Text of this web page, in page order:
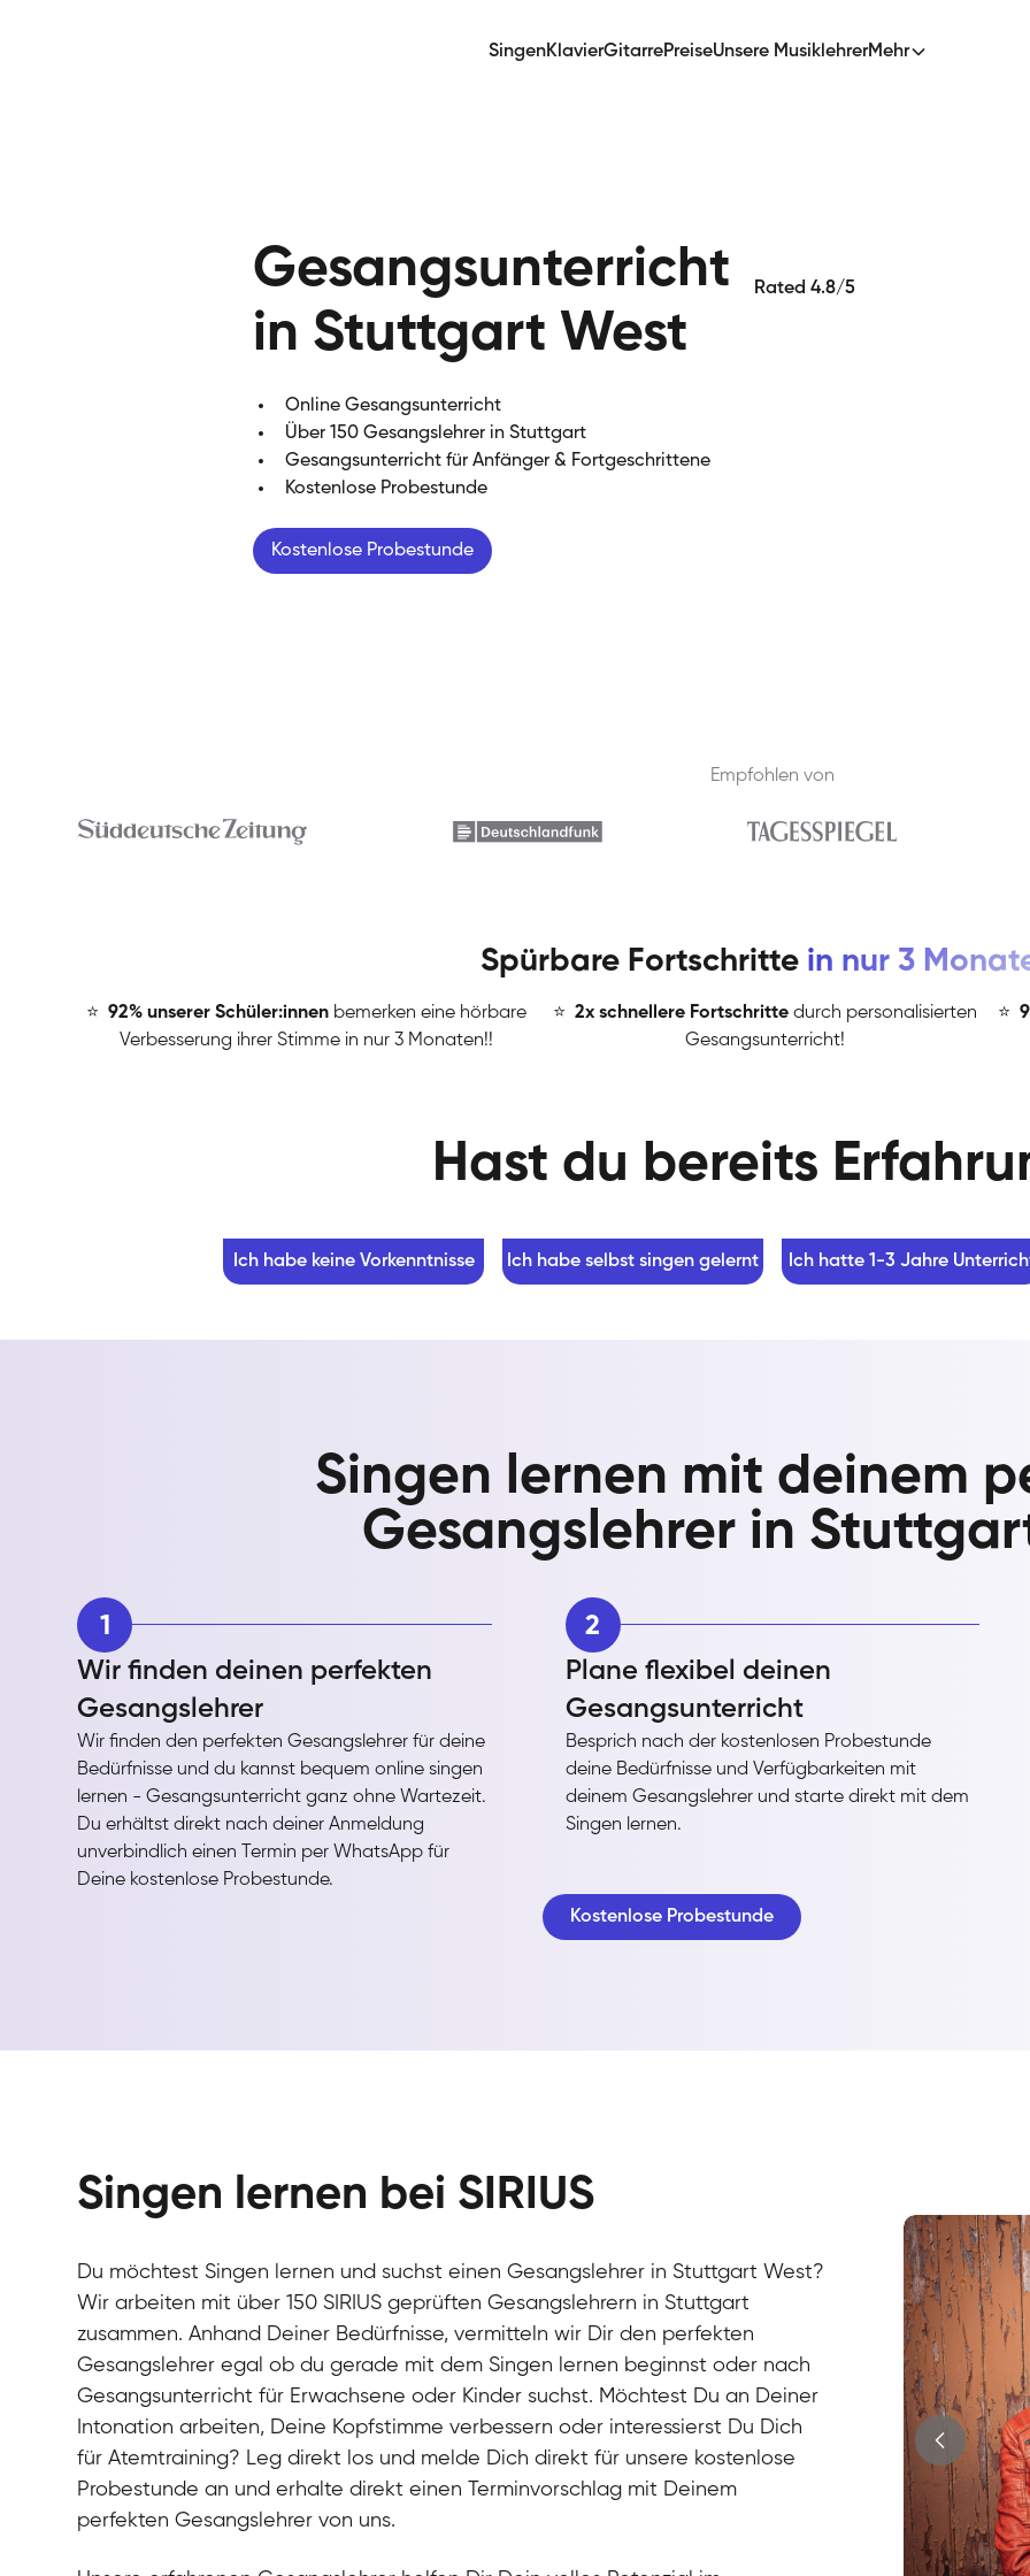
SingenKlavierGitarrePreiseUnsere MusiklehrerMehr
Gesangsunterricht
in Stuttgart West
Online Gesangsunterricht
Über 150 Gesangslehrer in Stuttgart
Gesangsunterricht für Anfänger & Fortgeschrittene
Kostenlose Probestunde
Kostenlose Probestunde
Rated 4.8/5
Empfohlen von
Spürbare Fortschritte in nur 3
⭐ ️92% unserer Schüler:innen bemerken eine hörbare
Verbesserung ihrer Stimme in nur 3 Monaten!!
⭐ ️2x schnellere Fortschritte durch personalisierten
Gesangsunterricht!
⭐
Hast du bereits
Ich habe keine Vorkenntnisse Ich habe selbst singen gelernt Ich hatte 1-3 Jahre
Singen lernen mit deinem
Gesangslehrer in
1
Wir finden deinen perfekten
Gesangslehrer
Wir finden den perfekten Gesangslehrer für deine
Bedürfnisse und du kannst bequem online singen
lernen - Gesangsunterricht ganz ohne Wartezeit.
Du erhältst direkt nach deiner Anmeldung
unverbindlich einen Termin per WhatsApp für
Deine kostenlose Probestunde.
2
Plane flexibel deinen
Gesangsunterricht
Besprich nach der kostenlosen Probestunde
deine Bedürfnisse und Verfügbarkeiten mit
deinem Gesangslehrer und starte direkt mit dem
Singen lernen.
Kostenlose Probestunde
Singen lernen bei SIRIUS
Du möchtest Singen lernen und suchst einen Gesangslehrer in Stuttgart West?
Wir arbeiten mit über 150 SIRIUS geprüften Gesangslehrern in Stuttgart
zusammen. Anhand Deiner Bedürfnisse, vermitteln wir Dir den perfekten
Gesangslehrer egal ob du gerade mit dem Singen lernen beginnst oder nach
Gesangsunterricht für Erwachsene oder Kinder suchst. Möchtest Du an Deiner
Intonation arbeiten, Deine Kopfstimme verbessern oder interessierst Du Dich
für Atemtraining? Leg direkt los und melde Dich direkt für unsere kostenlose
Probestunde an und erhalte direkt einen Terminvorschlag mit Deinem
perfekten Gesangslehrer von uns.
Stefan
Gesang /